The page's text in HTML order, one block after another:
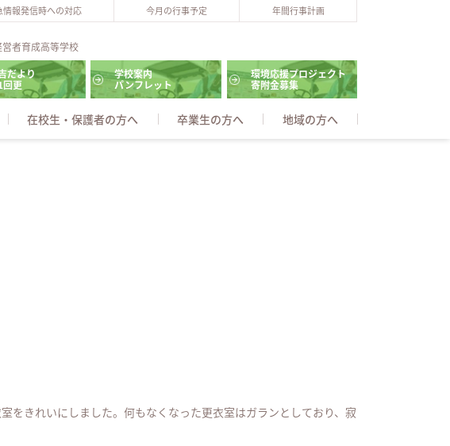
情報発信時への対応 今月の行事予定 年間行事計画
者育成高等学校
だより
更
学校案内
パンフレット
環境応援プロジェクト
寄附金募集
在校生・保護者の方へ 卒業生の方へ 地域の方へ
をきれいにしました。何もなくなった更衣室はガランとしており、寂